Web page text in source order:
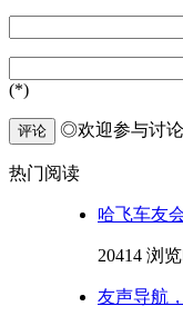
(*)
评论 ◎欢迎参与讨论
热门阅读
哈飞车友
20414 浏览
友声导航